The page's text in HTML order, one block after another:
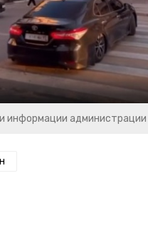
Video
информации администрации